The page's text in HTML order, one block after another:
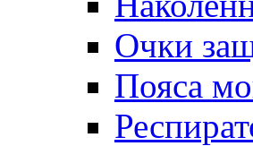
Очки
Пояса